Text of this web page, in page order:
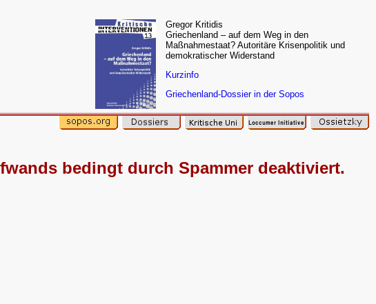
Gregor Kritidis
Griechenland – auf dem Weg in den
Maßnahmestaat? Autoritäre Krisenpolitik und
demokratischer Widerstand
Kurzinfo
Griechenland-Dossier in der Sopos
bedingt durch Spammer deaktiviert.